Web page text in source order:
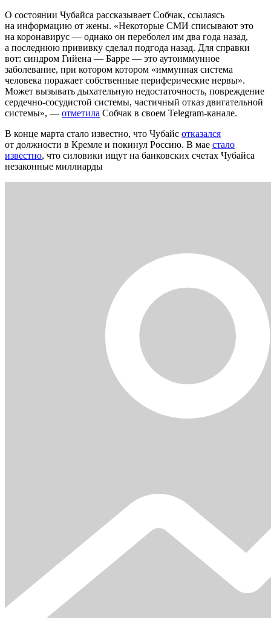
О состоянии Чубайса рассказывает Собчак, ссылаясь
на информацию от жены. «Некоторые СМИ списывают это
на коронавирус — однако он переболел им два года назад,
а последнюю прививку сделал подгода назад. Для справки
вот: синдром Гийена — Барре — это аутоиммунное
заболевание, при котором котором «иммунная система
человека поражает собственные периферические нервы».
Может вызывать дыхательную недостаточность, повреждение
сердечно-сосудистой системы, частичный отказ двигательной
системы», — отметила Собчак в своем Telegram-канале.
В конце марта стало известно, что Чубайс отказался
от должности в Кремле и покинул Россию. В мае стало
известно, что силовики ищут на банковских счетах Чубайса
незаконные миллиарды